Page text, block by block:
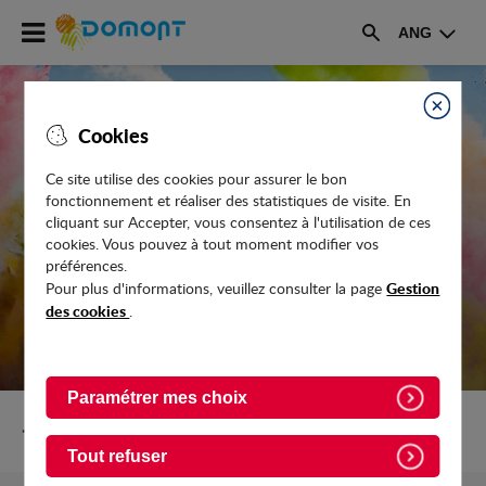
Cookies
Fermer
Ce site utilise des cookies pour assurer le bon
fonctionnement et réaliser des statistiques de visite. En
cliquant sur Accepter, vous consentez à l'utilisation de ces
cookies. Vous pouvez à tout moment modifier vos
préférences.
Pour plus d'informations, veuillez consulter la pageGestion
des cookies .
Paramétrer mes choix
Tout refuser
Accéder
au
menu
Accéder
contenu
Rechercher
ANG
FESTIVAL DE L'ÉTÉ 2026 - LE
PROGRAMME
Retour vers Evenements